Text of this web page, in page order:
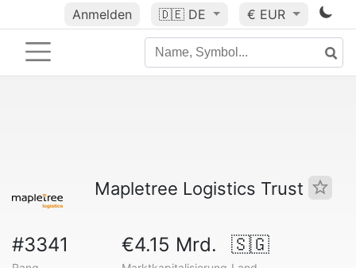
Anmelden 🇩🇪 DE € EUR
Mapletree Logistics Trust
#3341 €4.15 Mrd. 🇸🇬